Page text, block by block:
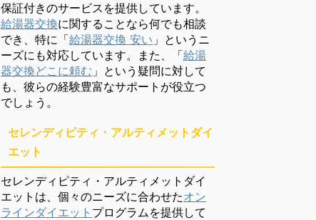
保証付きのサービスを提供しています。
給湯器交換に関することなら何でも相談
でき、特に「給湯器交換 安い 」というニ
ーズにも対応しています。また、「給湯
器交換どこに頼む 」という疑問に対して
も、彼らの経験豊富なサポートが役立つ
でしょう。
セレンディピティ・アルティメットダイ
エット
セレンディピティ・アルティメットダイ
エットは、個々のニーズに合わせたオン
ラインダイエット プログラムを提供して